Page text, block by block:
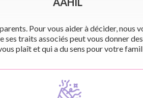
Pour vous aider à décider,
traits associés peut vous donner
plaît et qui a du sens pour votre